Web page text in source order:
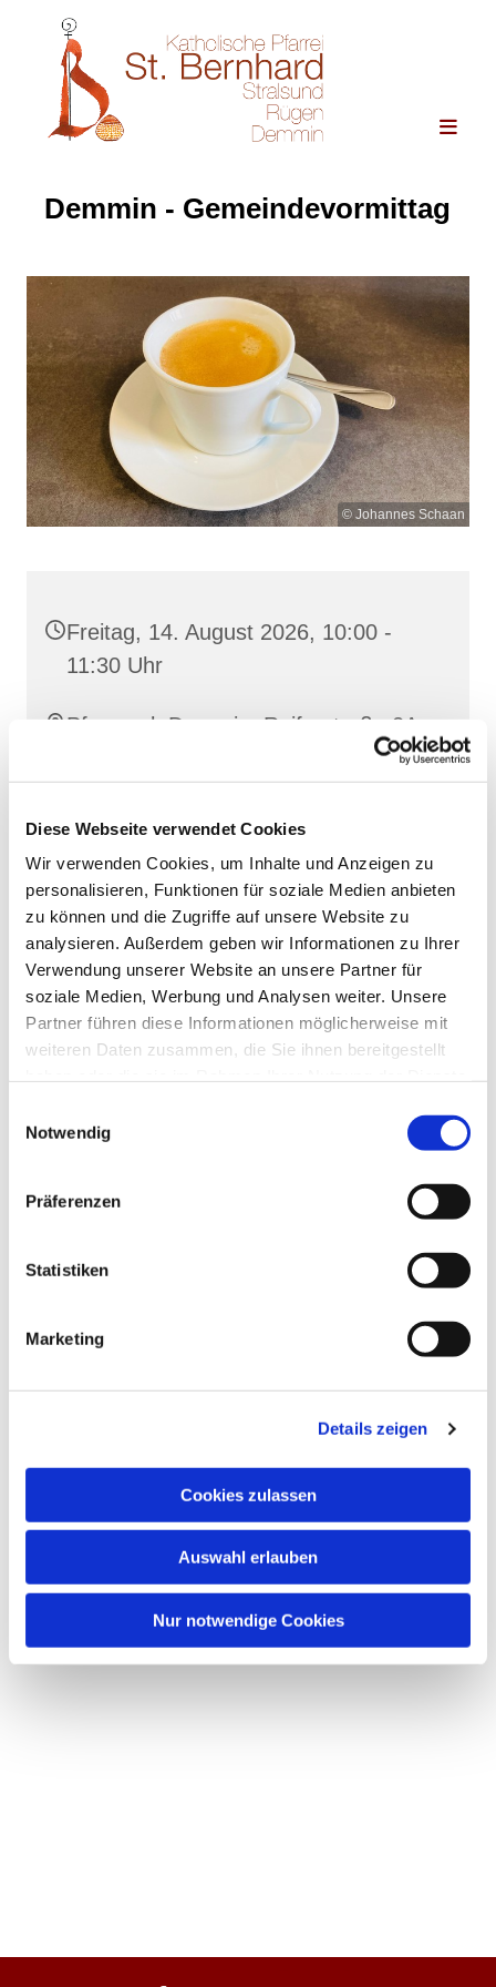
Diese Webseite verwendet Cookies
Wir verwenden Cookies, um Inhalte und Anzeigen zu
personalisieren, Funktionen für soziale Medien anbieten
zu können und die Zugriffe auf unsere Website zu
analysieren. Außerdem geben wir Informationen zu Ihrer
Verwendung unserer Website an unsere Partner für
soziale Medien, Werbung und Analysen weiter. Unsere
Partner führen diese Informationen möglicherweise mit
weiteren Daten zusammen, die Sie ihnen bereitgestellt
Notwendig
Präferenzen
Statistiken
Marketing
Details zeigen
Cookies zulassen
Auswahl erlauben
Nur notwendige Cookies
Demmin - Gemeindevormittag
© Johannes Schaan
Freitag, 14. August 2026, 10:00 -
11:30 Uhr
Pfarrsaal, Demmin, Reiferstraße 2A,